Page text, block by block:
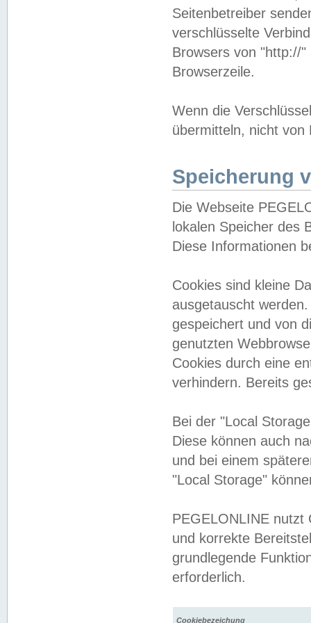
Seitenbetreiber
verschlüsselte
Browsers von "http://
Browserzeile.
Wenn die
übermitteln, nicht von
Speicherung
Die Webseite
lokalen Speicher des
Diese Informationen
Cookies sind kleine
ausgetauscht
gespeichert und von
genutzten
Cookies durch eine
verhindern. Bereits
Bei der "Local
Diese können auch
und bei einem
"Local Storage"
PEGELONLINE nutzt
und korrekte
grundlegende
erforderlich.
Cookiebezeichung